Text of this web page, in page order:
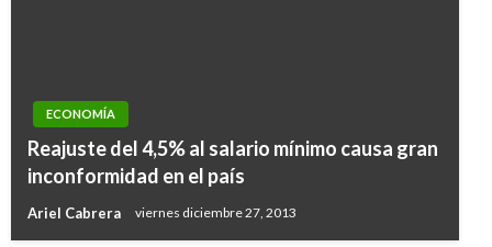
ECONOMÍA
Reajuste del 4,5% al salario mínimo causa gran
inconformidad en el país
Ariel Cabrera viernes diciembre 27, 2013